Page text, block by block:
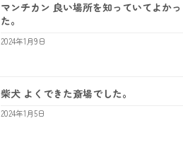
マンチカン 良い場所を知っていてよかっ
た。
2024年1月9日
柴犬 よくできた斎場でした。
2024年1月5日